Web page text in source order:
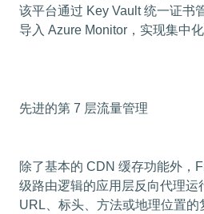
该平台通过 Key Vault 统一证书
导入 Azure Monitor，实现集中化
先进的第 7 层流量管理
除了基本的 CDN 缓存功能外，
级路由逻辑的应用层反向代理运
URL、标头、方法或地理位置